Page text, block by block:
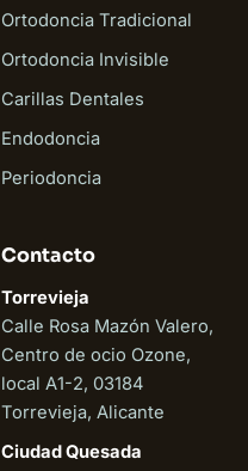
Ortodoncia Tradicional
Ortodoncia Invisible
Carillas Dentales
Endodoncia
Periodoncia
Contacto
Torrevieja
Calle Rosa Mazón Valero,
Centro de ocio Ozone,
local A1-2, 03184
Torrevieja, Alicante
Ciudad Quesada